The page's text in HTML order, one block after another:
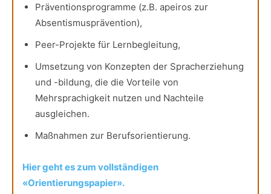
Präventionsprogramme (z.B. apeiros zur
Absentismusprävention),
Peer-Projekte für Lernbegleitung,
Umsetzung von Konzepten der Spracherziehung
und -bildung, die die Vorteile von
Mehrsprachigkeit nutzen und Nachteile
ausgleichen.
Maßnahmen zur Berufsorientierung.
Hier geht es zum vollständigen
«Orientierungspapier».